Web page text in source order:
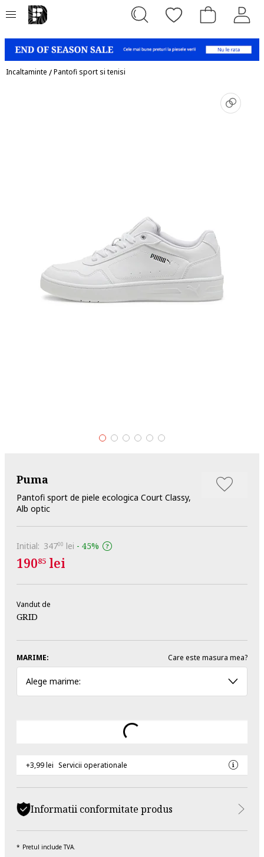
Incaltaminte /Pantofi sport si tenisi
Puma
Pantofi sport de piele ecologica Court Classy,
Alb optic
Initial: 34700 lei - 45%
19085 lei
Vandut de
GRID
MARIME: Care este masura mea?
Alege marime:
+3,99 lei Servicii operationale
Informatii conformitate produs
Pretul include TVA.